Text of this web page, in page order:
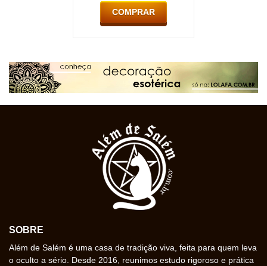
COMPRAR
SOBRE
Além de Salém é uma casa de tradição viva, feita para quem leva
o oculto a sério. Desde 2016, reunimos estudo rigoroso e prática